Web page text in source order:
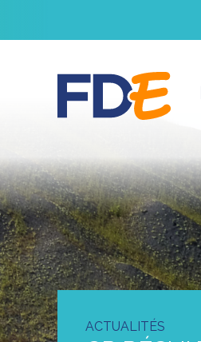
ACTUALITÉS